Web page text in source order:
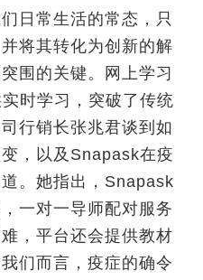
日常生活的常态，只
将其转化为创新的解
围的关键。网上学习
时学习，突破了传统
行销长张兆君谈到如
，以及Snapask在疫
。她指出，Snapask
一对一导师配对服务
，平台还会提供教材
们而言，疫症的确令